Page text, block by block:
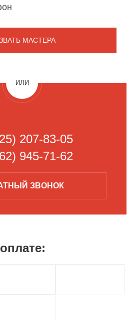
ИЛИ
207-83-05
945-71-62
ЗВОНОК
оплате: